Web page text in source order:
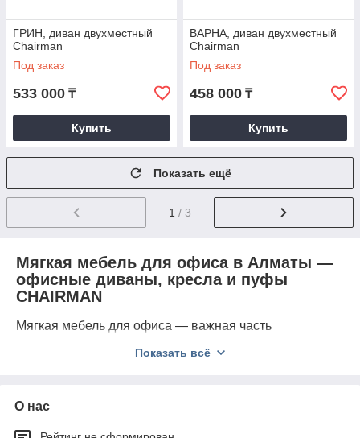
ГРИН, диван двухместный
Chairman
Под заказ
533 000 ₸
Купить
ВАРНА, диван двухместный
Chairman
Под заказ
458 000 ₸
Купить
Показать ещё
1 / 3
Мягкая мебель для офиса в Алматы —
офисные диваны, кресла и пуфы
CHAIRMAN
Мягкая мебель для офиса — важная часть
формирует комфортную атмосферу для сотрудников,
Алматы с доставкой по Казахстану: офисные диваны,
бренда CHAIRMAN.
Показать всё
О нас